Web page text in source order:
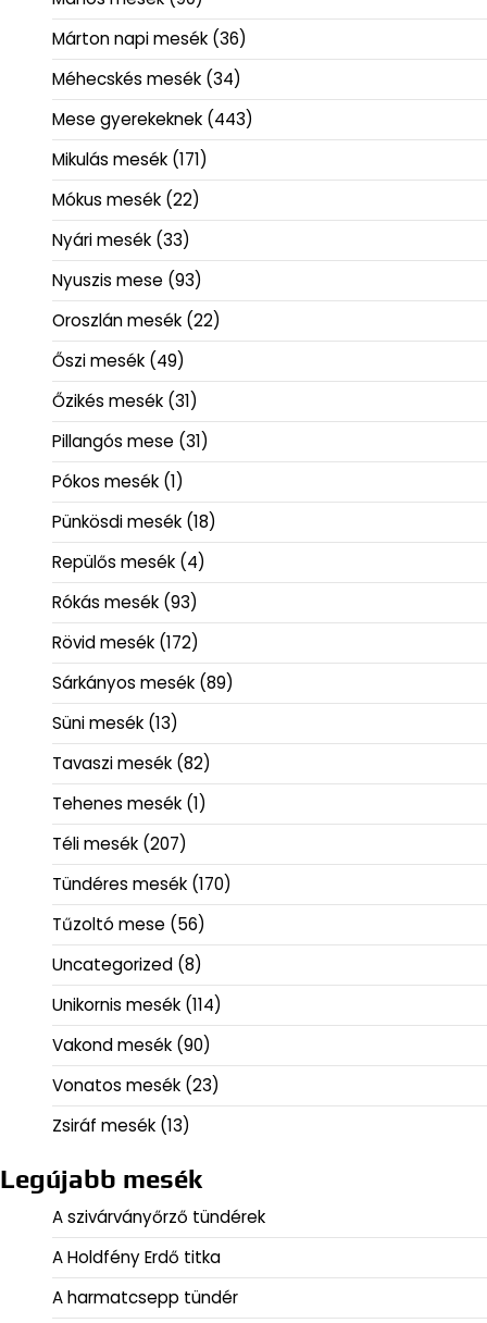
Márton napi mesék (36)
Méhecskés mesék (34)
Mese gyerekeknek (443)
Mikulás mesék (171)
Mókus mesék (22)
Nyári mesék (33)
Nyuszis mese (93)
Oroszlán mesék (22)
Őszi mesék (49)
Őzikés mesék (31)
Pillangós mese (31)
Pókos mesék (1)
Pünkösdi mesék (18)
Repülős mesék (4)
Rókás mesék (93)
Rövid mesék (172)
Sárkányos mesék (89)
Süni mesék (13)
Tavaszi mesék (82)
Tehenes mesék (1)
Téli mesék (207)
Tündéres mesék (170)
Tűzoltó mese (56)
Uncategorized (8)
Unikornis mesék (114)
Vakond mesék (90)
Vonatos mesék (23)
Zsiráf mesék (13)
Legújabb mesék
A szivárványőrző tündérek
A Holdfény Erdő titka
A harmatcsepp tündér